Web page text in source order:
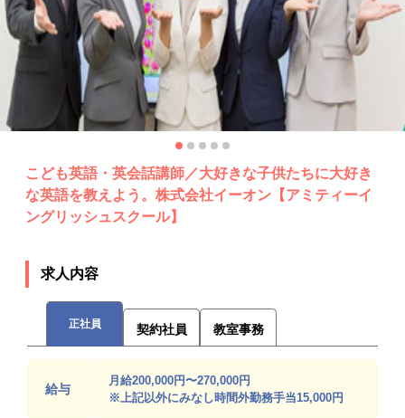
こども英語・英会話講師／大好きな子供たちに大好き
な英語を教えよう。株式会社イーオン【アミティーイ
ングリッシュスクール】
求人内容
正社員 契約社員 教室事務
給与
月給200,000円〜270,000円
※上記以外にみなし時間外勤務手当15,000円